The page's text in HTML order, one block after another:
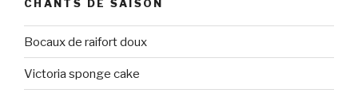
CHANTS DE SAISON
Bocaux de raifort doux
Victoria sponge cake